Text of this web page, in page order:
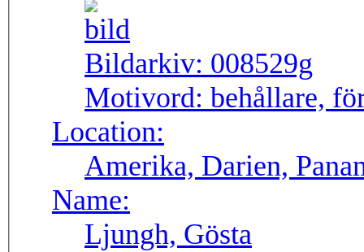
Bildarkiv: 008529g
Motivord: behållare,
Location:
Amerika, Darien,
Name:
Ljungh, Gösta